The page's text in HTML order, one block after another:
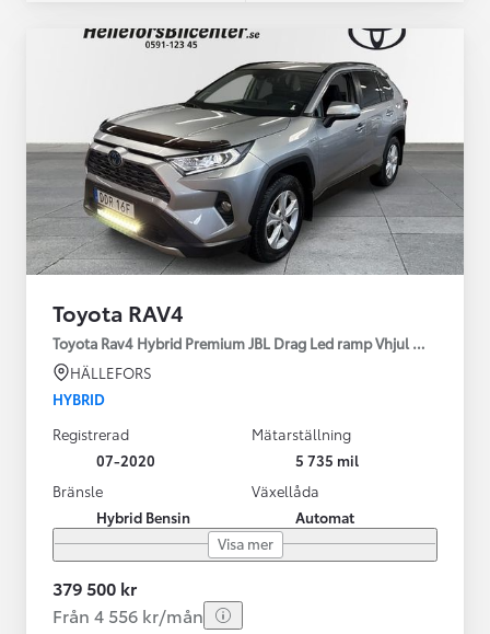
Toyota RAV4
Toyota Rav4 Hybrid Premium JBL Drag Led ramp Vhjul motorv
HÄLLEFORS
HYBRID
Registrerad
07-2020
Mätarställning
5 735 mil
Bränsle
Hybrid Bensin
Växellåda
Automat
Visa mer
379 500 kr
Från 4 556 kr/mån